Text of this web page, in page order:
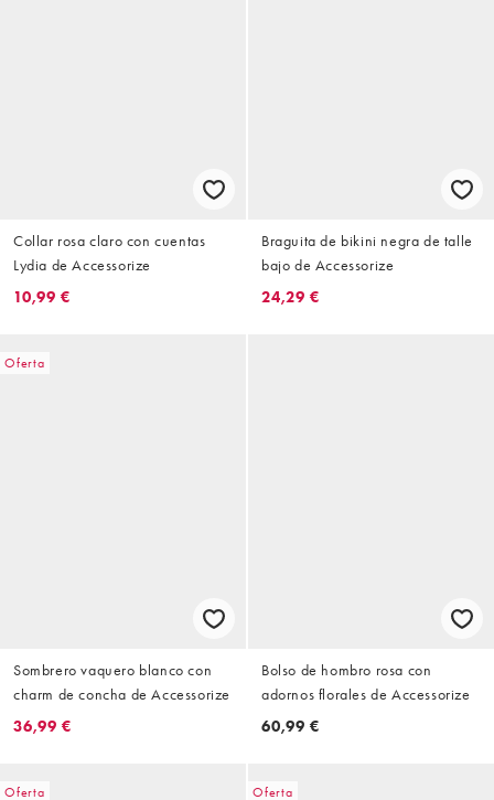
Collar rosa claro con cuentas
Lydia de Accessorize
10,99 €
Braguita de bikini negra de talle
bajo de Accessorize
24,29 €
Oferta
Sombrero vaquero blanco con
charm de concha de Accessorize
36,99 €
Bolso de hombro rosa con
adornos florales de Accessorize
60,99 €
Oferta Oferta